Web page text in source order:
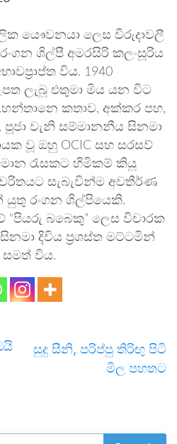
යෞවනයා ලෙස විරුදාවලී
ශිල්පී අමරසිරි කලංසූරිය
විය. 1940
ලැබූ එතුමා මිය යන විට
කතාව, අක්කර පහ,
වැනි සම්මානනීය සිනමා
වූ ඔහු OCIC සහ සරසව්
රැසකට හිමිකම් කියූ
සැබැවින්ම අවතීර්ණ
යුතු රංගන ශිල්පියෙකි.
“පියරු බබෙකු” ලෙස විචාරක
දිවිය ප්‍රශස්ත මට්ටමින්
සමත් විය.
සුදු සීනි, පරිප්පු තිරිඟු පිටි
මිල පහතට